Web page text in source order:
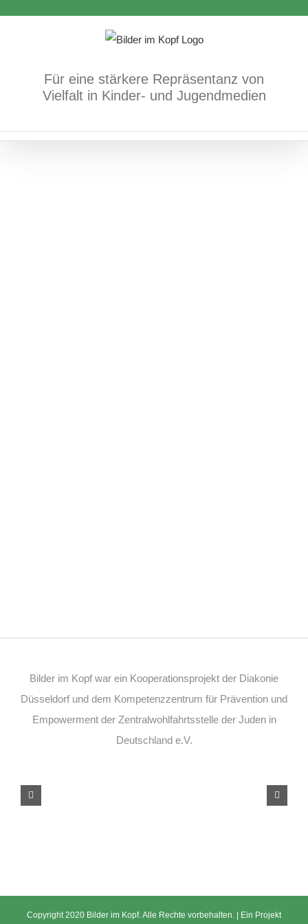
Für eine stärkere Repräsentanz von
Vielfalt in Kinder- und Jugendmedien
Ich bin Mari
Bücher Körper/Psyche/Gefühle
Bilder im Kopf war ein Kooperationsprojekt der Diakonie
Düsseldorf und dem Kompetenzzentrum für Prävention und
Empowerment der Zentralwohlfahrtsstelle der Juden in
Deutschland e.V.
Copyright 2020 Bilder im Kopf. Alle Rechte vorbehalten. | Ein Projekt